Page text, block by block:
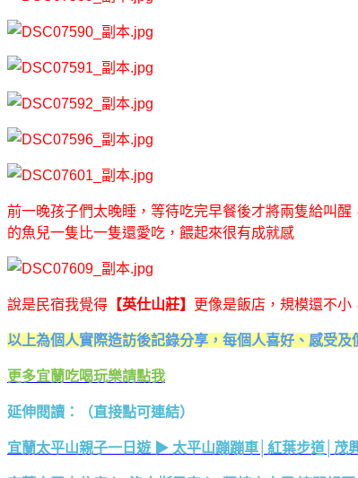
前一晚孩子們太晚睡，等待吃完早餐後才將兩隻給叫
的魚兒一隻比一隻還愛吃，餵起來很有成就感
說是民宿我覺得 【英仕山莊】 更像是飯店，規模還不
以上為個人實際造訪後記錄分享，每個人喜好、感受及
更多宜蘭吃喝玩樂請點我
延伸閱讀：（直接點可連結）
宜蘭太平山親子一日遊 ▶ 太平山蹦蹦車│紅葉步道│茂